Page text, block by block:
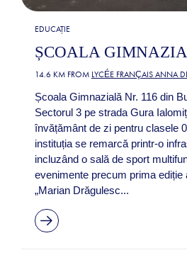
EDUCAȚIE
ȘCOALA
14.6 KM FROM LYCÉE FRANÇAIS ANNA
Școala Gimnazială Nr. 116 din
Sectorul 3 pe strada Gura
învățământ de zi pentru clasele
instituția se remarcă printr-o
incluzând o sală de sport
evenimente precum prima ediție
„Marian Drăgulesc...